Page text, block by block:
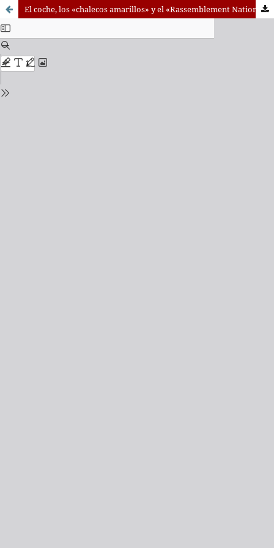
El coche, los «chalecos amarillos» y el «Rassemblement National»